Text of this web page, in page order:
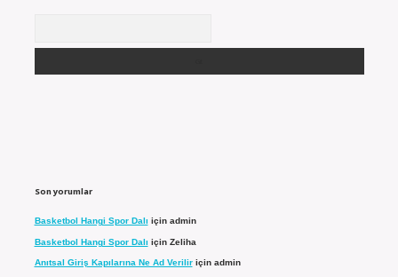
Son yorumlar
Basketbol Hangi Spor Dalı için admin
Basketbol Hangi Spor Dalı için Zeliha
Anıtsal Giriş Kapılarına Ne Ad Veriliriçin admin